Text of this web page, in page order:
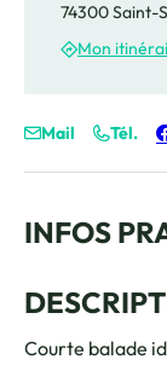
INFOS
Courte balade
74300 Saint-
Mon
Mail Tél.